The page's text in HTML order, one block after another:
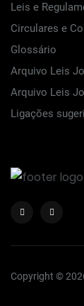
Leis e
Circulares e
Glossário
Arquivo Leis
Arquivo Leis
Ligações
Copyright ©